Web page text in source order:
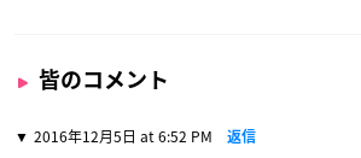
皆のコメント
2016年12月5日 at 6:52 PM 返信